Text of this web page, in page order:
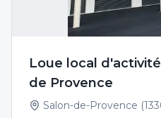
Loue local
de Provence
Salon-de-Provence (